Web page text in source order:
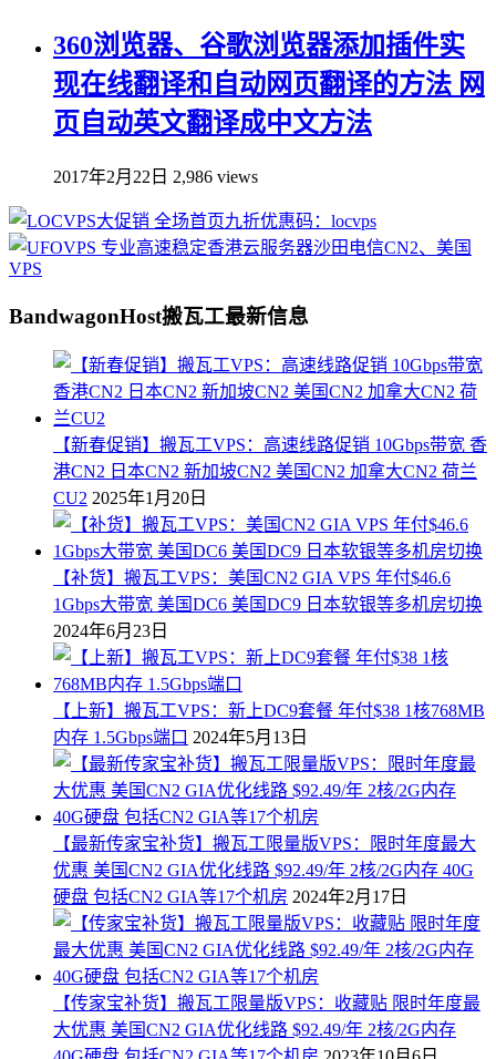
360浏览器、谷歌浏览器添加插件实
现在线翻译和自动网页翻译的方法 网
页自动英文翻译成中文方法
2017年2月22日 2,986 views
BandwagonHost搬瓦工最新信息
【新春促销】搬瓦工VPS：高速线路促销 10Gbps带宽 香
港CN2 日本CN2 新加坡CN2 美国CN2 加拿大CN2 荷兰
CU2 2025年1月20日
【补货】搬瓦工VPS：美国CN2 GIA VPS 年付$46.6
1Gbps大带宽 美国DC6 美国DC9 日本软银等多机房切换
2024年6月23日
【上新】搬瓦工VPS：新上DC9套餐 年付$38 1核768MB
内存 1.5Gbps端口 2024年5月13日
【最新传家宝补货】搬瓦工限量版VPS：限时年度最大
优惠 美国CN2 GIA优化线路 $92.49/年 2核/2G内存 40G
硬盘 包括CN2 GIA等17个机房 2024年2月17日
【传家宝补货】搬瓦工限量版VPS：收藏贴 限时年度最
大优惠 美国CN2 GIA优化线路 $92.49/年 2核/2G内存